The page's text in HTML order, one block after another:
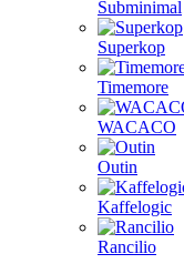
Subminimal
Superkop
Timemore
WACACO
Outin
Kaffelogic
Rancilio